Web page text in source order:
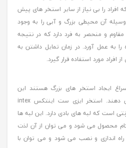
افراد را بی نیاز از سایر استخر های پیش
آن محیطی بزرگ و آبی را به وجود
و منحصر به فرد دارد که در نتیجه
به عمل آورد. در زمان تمایل داشتن به
مورد استفاده قرار گیرد.
ایجاد استخر های بزرگ هستند این
محصول را نیز مد نظر قرار می دهند. استخر ایزی ست اینتکس intex
برزنتی است که لبه های بادی دارد. این لبه ها
محصول می شود و می توان از آن لذت
اندازی و نصب می شود و می توان با